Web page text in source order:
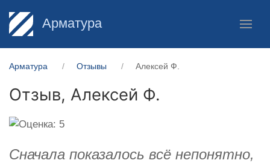
Арматура
Арматура Отзывы Алексей Ф.
Отзыв, Алексей Ф.
Сначала показалось всё непонятно,